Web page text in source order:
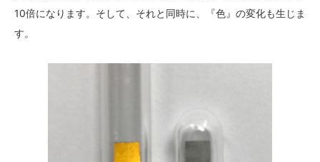
10倍になります。そして、それと同時に、『色』の変化も生じま
す。